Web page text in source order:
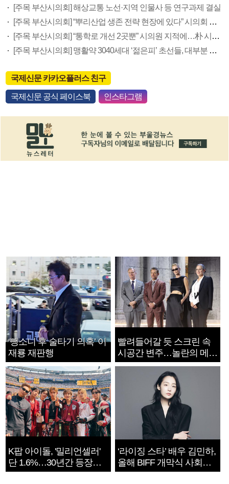
[주목 부산시의회] 해상교통 노선·지역 인물사 등 연구과제 결실
[주목 부산시의회] “뿌리산업 생존 전략 현장에 있다” 시의회 발로 뛰는 의정활동 눈길
[주목 부산시의회] “통학로 개선 2곳뿐” 시의원 지적에…朴 시장 “종합 로드맵 시행하겠다”
[주목 부산시의회] 맹활약 3040세대 ‘젊은피’ 초선들, 대부분 재선 도전장…내년 운명은
국제신문 카카오플러스 친구
국제신문 공식 페이스북 인스타그램
‘뺑소니 후 술타기 의혹’ 이
재룡 재판행
빨려들어갈 듯 스크린 속
시공간 변주…놀란의 메시
지는 ‘전쟁 속죄’
K팝 아이돌, '밀리언셀러'
단 1.6%…30년간 등장
1182개팀 전수조사
‘라이징 스타’ 배우 김민하,
올해 BIFF 개막식 사회자
확정